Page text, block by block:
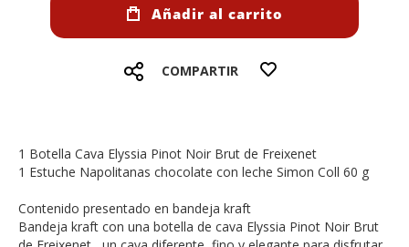
Añadir al carrito
COMPARTIR
1 Botella Cava Elyssia Pinot Noir Brut de Freixenet
1 Estuche Napolitanas chocolate con leche Simon Coll 60 g
Contenido presentado en bandeja kraft
Bandeja kraft con una botella de cava Elyssia Pinot Noir Brut